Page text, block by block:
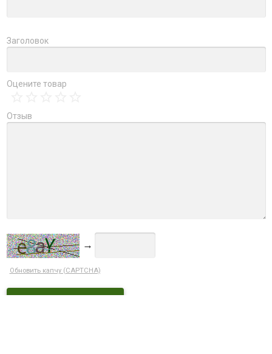
Заголовок
Оцените товар
Отзыв
→
Обновить капчу (CAPTCHA)